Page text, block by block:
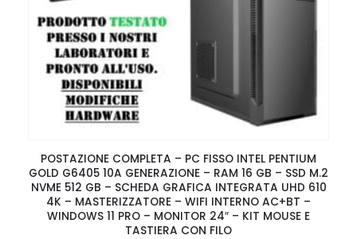
POSTAZIONE COMPLETA – PC FISSO INTEL PENTIUM
GOLD G6405 10A GENERAZIONE – RAM 16 GB – SSD M.2
NVME 512 GB – SCHEDA GRAFICA INTEGRATA UHD 610
4K – MASTERIZZATORE – WIFI INTERNO AC+BT –
WINDOWS 11 PRO – MONITOR 24″ – KIT MOUSE E
TASTIERA CON FILO